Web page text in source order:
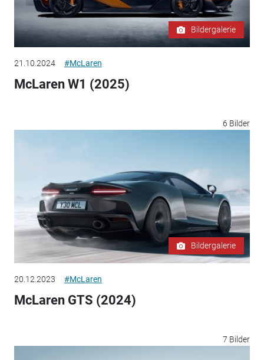
Bildergalerie
21.10.2024 #McLaren
McLaren W1 (2025)
6 Bilder
Bildergalerie
20.12.2023 #McLaren
McLaren GTS (2024)
7 Bilder